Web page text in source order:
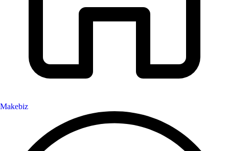
Makebiz